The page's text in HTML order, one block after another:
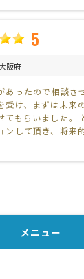
5
大阪府
あったので相談さ
受け、まずは未来
てもらいました。
ンして頂き、将来
メニュー